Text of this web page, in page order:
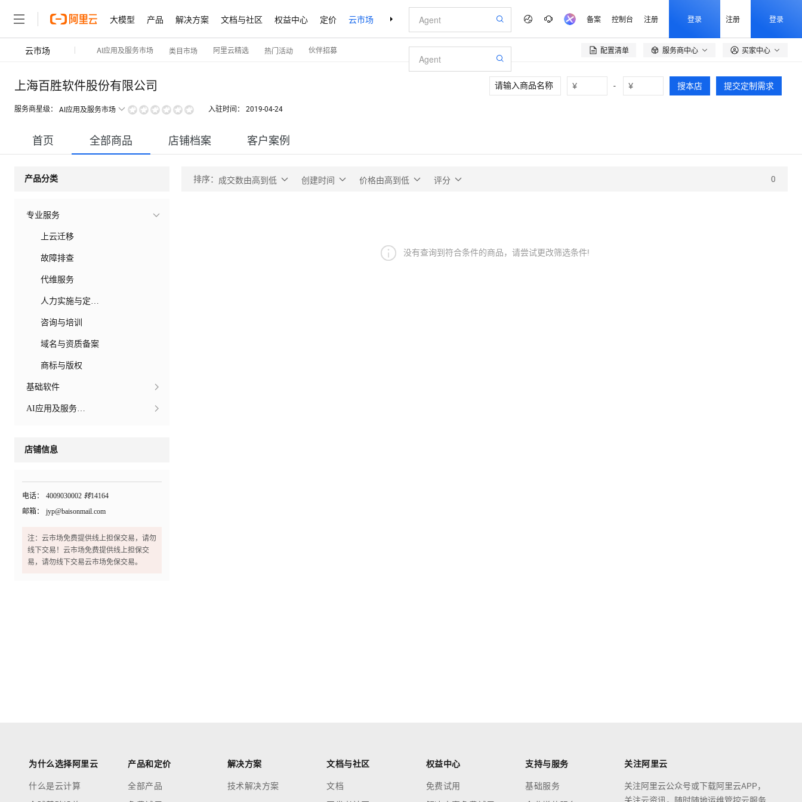
大模型 产品 解决方案 文档与社区 权益中心 定价 云市场 合作伙伴 支持与服务 了解阿里云 备案 控制台 注册 登录 注册 登录
云市场 AI应用及服务市场 类目市场 阿里云精选 热门活动 伙伴招募 配置清单  服务商中心 买家中心
上海百胜软件股份有限公司
服务商星级： AI应用及服务市场 入驻时间： 2019-04-24
¥ - ¥ 搜本店 提交定制需求
首页 全部商品 店铺档案 客户案例
产品分类
专业服务
上云迁移
故障排查
代维服务
人力实施与定制开发
咨询与培训
域名与资质备案
商标与版权
基础软件
AI应用及服务市场
店铺信息
电话： 4009030002 转14164
邮箱：
jyp@baisonmail.com
注：云市场免费提供线上担保交易，请勿
线下交易！云市场免费提供线上担保交
易，请勿线下交易云市场免保交易。
排序： 成交数由高到低 创建时间 价格由高到低 评分 0
没有查询到符合条件的商品，请尝试更改筛选条件!
为什么选择阿里云
什么是云计算
产品和定价
全部产品
解决方案
技术解决方案
文档与社区
文档
权益中心
免费试用
支持与服务
基础服务
关注阿里云
关注阿里云公众号或下载阿里云APP，